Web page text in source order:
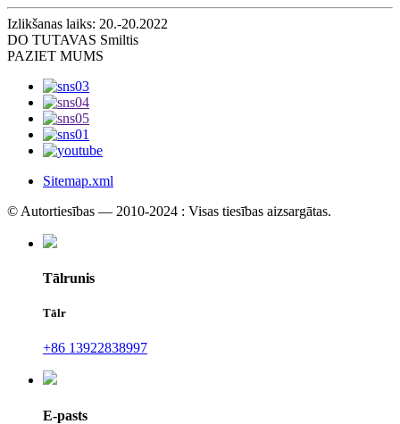
Izlikšanas laiks: 20.-20.2022
DO TUTAVAS Smiltis
PAZIET MUMS
Sitemap.xml
© Autortiesības — 2010-2024 : Visas tiesības aizsargātas.
Tālrunis
Tālr
+86 13922838997
E-pasts